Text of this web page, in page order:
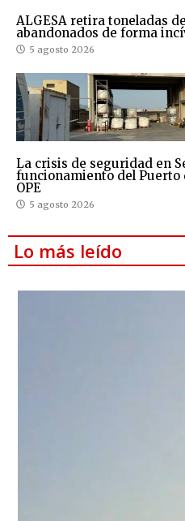
ALGESA retira toneladas
abandonados de forma
5 agosto 2026
La crisis de seguridad en
funcionamiento del Puerto
OPE
5 agosto 2026
Lo más leído